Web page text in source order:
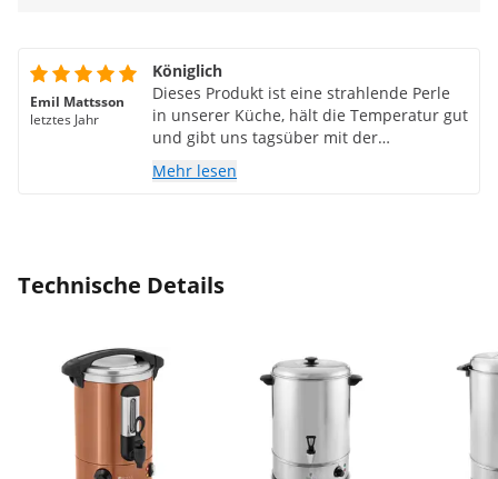
Emil Mattsson
letztes Jahr
Königlich
Dieses Produkt ist eine strahlende Perle
in unserer Küche, hält die Temperatur gut
und gibt uns tagsüber mit der
praktischen Zapffunktion ein königliches
Gefühl.
Mehr lesen
Technische Details